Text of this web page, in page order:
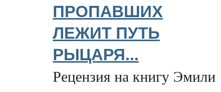
ПРОПАВШИХ
ЛЕЖИТ ПУТЬ
РЫЦАРЯ...
Рецензия на книгу Эмили